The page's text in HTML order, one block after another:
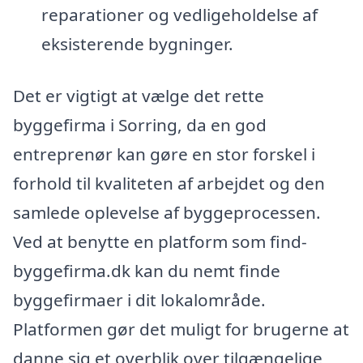
reparationer og vedligeholdelse af
eksisterende bygninger.
Det er vigtigt at vælge det rette
byggefirma i Sorring, da en god
entreprenør kan gøre en stor forskel i
forhold til kvaliteten af arbejdet og den
samlede oplevelse af byggeprocessen.
Ved at benytte en platform som find-
byggefirma.dk kan du nemt finde
byggefirmaer i dit lokalområde.
Platformen gør det muligt for brugerne at
danne sig et overblik over tilgængelige